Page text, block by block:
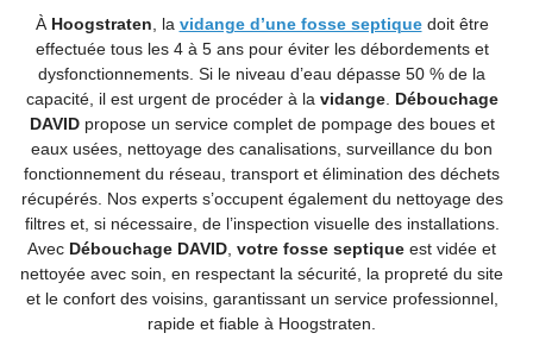
À Hoogstraten , la vidange d’une fosse septiquedoit être
effectuée tous les 4 à 5 ans pour éviter les débordements et
dysfonctionnements. Si le niveau d’eau dépasse 50 % de la
capacité, il est urgent de procéder à la vidange. Débouchage
DAVIDpropose un service complet de pompage des boues et
eaux usées, nettoyage des canalisations, surveillance du bon
fonctionnement du réseau, transport et élimination des déchets
récupérés. Nos experts s’occupent également du nettoyage des
filtres et, si nécessaire, de l’inspection visuelle des installations.
Avec Débouchage DAVID votre fosse septique est vidée et
nettoyée avec soin, en respectant la sécurité, la propreté du site
et le confort des voisins, garantissant un service professionnel,
rapide et fiable à Hoogstraten.